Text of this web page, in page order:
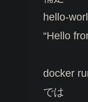
hello-
“Hello
docker
では